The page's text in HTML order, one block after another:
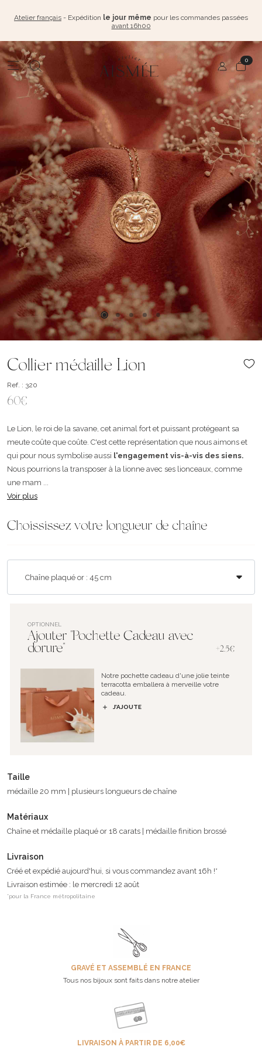
Atelier français - Expédition le jour même pour les commandes passées
avant 16h00
0
Collier médaille Lion
Ref. : 320
60€
Le Lion, le roi de la savane, cet animal fort et puissant protégeant sa
meute coûte que coûte. C'est cette représentation que nous aimons et
qui pour nous symbolise aussi l'engagement vis-à-vis des siens.
Nous pourrions la transposer à la lionne avec ses lionceaux, comme
une mam ...
Voir plus
Choississez votre longueur de chaîne
OPTIONNEL
Ajouter "Pochette Cadeau avec
dorure"
+2.5€
Notre pochette cadeau d'une jolie teinte
terracotta emballera à merveille votre
cadeau.
J’AJOUTE
Taille
médaille 20 mm | plusieurs longueurs de chaîne
Matériaux
Chaîne et médaille plaqué or 18 carats | médaille finition brossé
Livraison
Créé et expédié aujourd'hui, si vous commandez avant 16h !*
Livraison estimée : le mercredi 12 août
*pour la France métropolitaine
GRAVÉ ET ASSEMBLÉ EN FRANCE
Tous nos bijoux sont faits dans notre atelier
LIVRAISON À PARTIR DE 6,00€